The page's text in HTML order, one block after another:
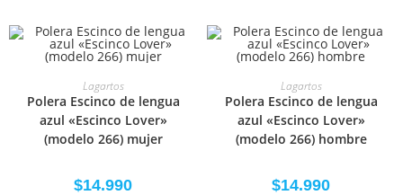
SELECCIONAR OPCIONES
Lagartos
Polera Escinco de lengua
azul «Escinco Lover»
(modelo 266) mujer
$14.990
SELECCIONAR OPCIONES
Lagartos
Polera Escinco de lengua
azul «Escinco Lover»
(modelo 266) hombre
$14.990